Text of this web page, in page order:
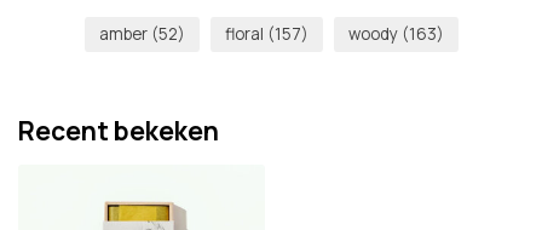
amber (52) floral (157) woody (163)
Recent bekeken